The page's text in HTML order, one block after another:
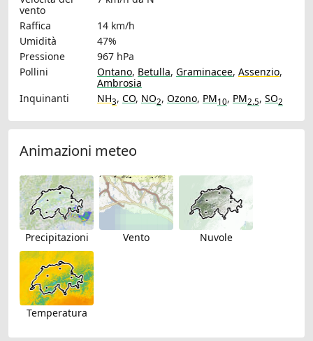
vento
Raffica
14 km/h
Umidità
47%
Pressione
967 hPa
Pollini
Ontano, Betulla, Graminacee, Assenzio,
Ambrosia
Inquinanti
NH3, CO, NO2, Ozono, PM10, PM2.5, SO2
Animazioni meteo
Precipitazioni Vento Nuvole
Temperatura